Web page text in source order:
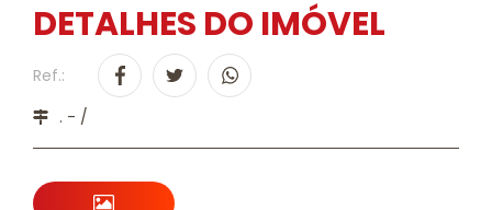
DETALHES DO IMÓVEL
Ref.:
. - /